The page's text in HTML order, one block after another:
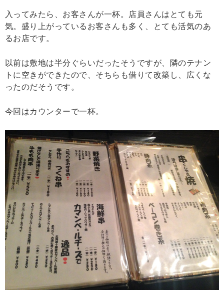
入ってみたら、お客さんが一杯。店員さんはとても元
気。盛り上がっているお客さんも多く、とても活気のあ
るお店です。
以前は敷地は半分ぐらいだったそうですが、隣のテナン
トに空きができたので、そちらも借りて改築し、広くな
ったのだそうです。
今回はカウンターで一杯。